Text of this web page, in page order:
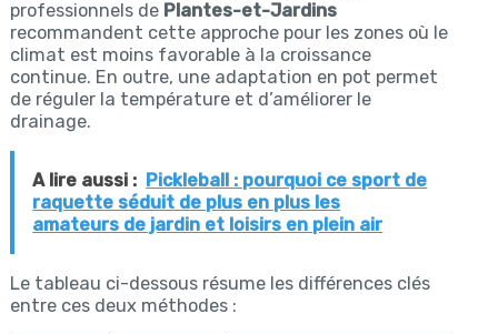
professionnels de Plantes-et-Jardins
recommandent cette approche pour les zones où le
climat est moins favorable à la croissance
continue. En outre, une adaptation en pot permet
de réguler la température et d’améliorer le
drainage.
A lire aussi : Pickleball : pourquoi ce sport de
raquette séduit de plus en plus les
amateurs de jardin et loisirs en plein air
Le tableau ci-dessous résume les différences clés
entre ces deux méthodes :